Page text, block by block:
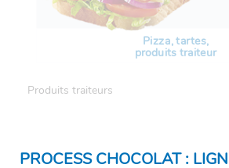
Pizza, tartes,
produits traiteur
Produits traiteurs
PROCESS CHOCOLAT :